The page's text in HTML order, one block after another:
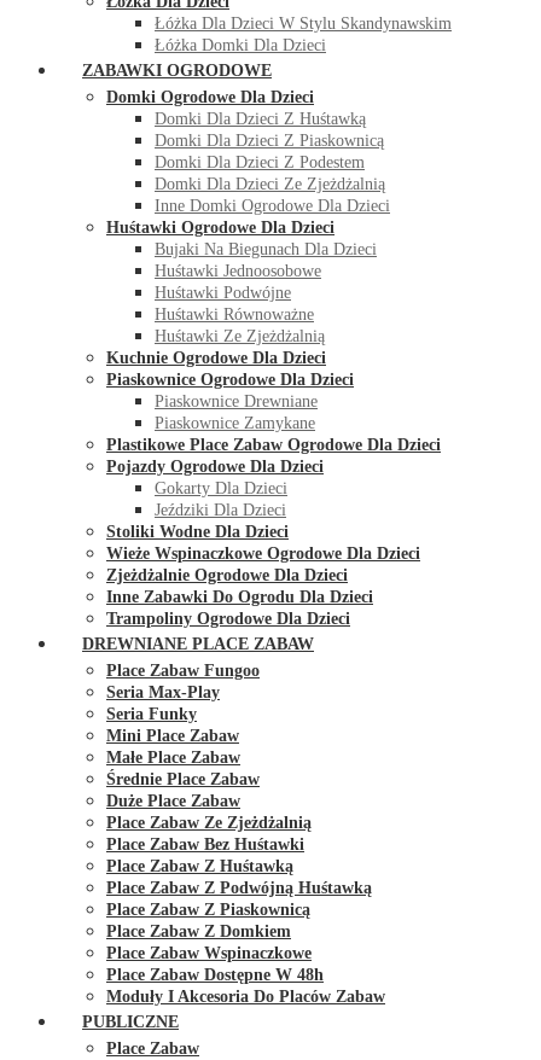
Łóżka Dla Dzieci W Stylu Skandynawskim
Łóżka Domki Dla Dzieci
ZABAWKI OGRODOWE
Domki Ogrodowe Dla Dzieci
Domki Dla Dzieci Z Huśtawką
Domki Dla Dzieci Z Piaskownicą
Domki Dla Dzieci Z Podestem
Domki Dla Dzieci Ze Zjeżdżalnią
Inne Domki Ogrodowe Dla Dzieci
Huśtawki Ogrodowe Dla Dzieci
Bujaki Na Biegunach Dla Dzieci
Huśtawki Jednoosobowe
Huśtawki Podwójne
Huśtawki Równoważne
Huśtawki Ze Zjeżdżalnią
Kuchnie Ogrodowe Dla Dzieci
Piaskownice Ogrodowe Dla Dzieci
Piaskownice Drewniane
Piaskownice Zamykane
Plastikowe Place Zabaw Ogrodowe Dla Dzieci
Pojazdy Ogrodowe Dla Dzieci
Gokarty Dla Dzieci
Jeździki Dla Dzieci
Stoliki Wodne Dla Dzieci
Wieże Wspinaczkowe Ogrodowe Dla Dzieci
Zjeżdżalnie Ogrodowe Dla Dzieci
Inne Zabawki Do Ogrodu Dla Dzieci
Trampoliny Ogrodowe Dla Dzieci
DREWNIANE PLACE ZABAW
Place Zabaw Fungoo
Seria Max-Play
Seria Funky
Mini Place Zabaw
Małe Place Zabaw
Średnie Place Zabaw
Duże Place Zabaw
Place Zabaw Ze Zjeżdżalnią
Place Zabaw Bez Huśtawki
Place Zabaw Z Huśtawką
Place Zabaw Z Podwójną Huśtawką
Place Zabaw Z Piaskownicą
Place Zabaw Z Domkiem
Place Zabaw Wspinaczkowe
Place Zabaw Dostępne W 48h
Moduły I Akcesoria Do Placów Zabaw
PUBLICZNE
Place Zabaw